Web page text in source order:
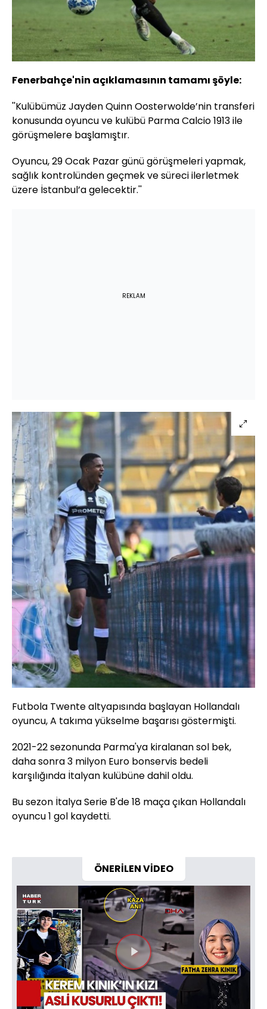
Fenerbahçe'nin açıklamasının tamamı şöyle:
''Kulübümüz Jayden Quinn Oosterwolde’nin transferi
konusunda oyuncu ve kulübü Parma Calcio 1913 ile
görüşmelere başlamıştır.
Oyuncu, 29 Ocak Pazar günü görüşmeleri yapmak,
sağlık kontrolünden geçmek ve süreci ilerletmek
üzere İstanbul’a gelecektir.''
REKLAM
Futbola Twente altyapısında başlayan Hollandalı
oyuncu, A takıma yükselme başarısı göstermişti.
2021-22 sezonunda Parma'ya kiralanan sol bek,
daha sonra 3 milyon Euro bonservis bedeli
karşılığında İtalyan kulübüne dahil oldu.
Bu sezon İtalya Serie B'de 18 maça çıkan Hollandalı
oyuncu 1 gol kaydetti.
ÖNERİLEN VİDEO
Videoyu
Oynat